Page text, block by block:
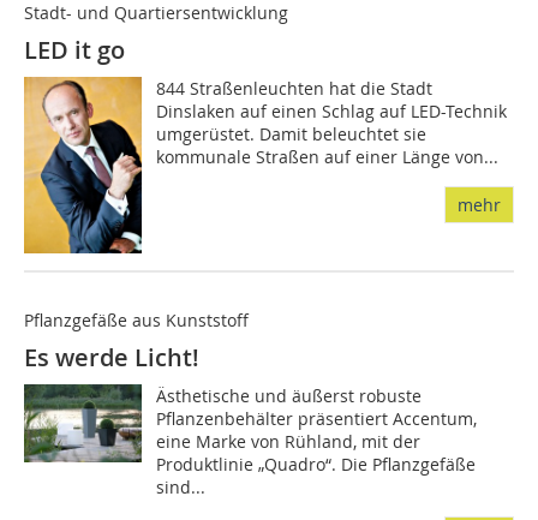
Stadt- und Quartiersentwicklung
LED it go
844 Straßenleuchten hat die Stadt
Dinslaken auf einen Schlag auf LED-Technik
umgerüstet. Damit beleuchtet sie
kommunale Straßen auf einer Länge von...
mehr
Pflanzgefäße aus Kunststoff
Es werde Licht!
Ästhetische und äußerst robuste
Pflanzenbehälter präsentiert Accentum,
eine Marke von Rühland, mit der
Produktlinie „Quadro“. Die Pflanzgefäße
sind...